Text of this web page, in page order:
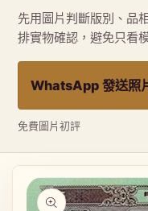
先用圖片判斷版別、品
排實物確認，避免只看
WhatsApp 發送照
免費圖片初評
略過產品
資訊